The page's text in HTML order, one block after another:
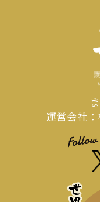
～4月頃
会場の調
ご連絡が
運営会社